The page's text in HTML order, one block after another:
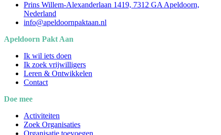
Prins Willem-Alexanderlaan 1419, 7312 GA Apeldoorn,
Nederland
info@apeldoornpaktaan.nl
Apeldoorn Pakt Aan
Ik wil iets doen
Ik zoek vrijwilligers
Leren & Ontwikkelen
Contact
Doe mee
Activiteiten
Zoek Organisaties